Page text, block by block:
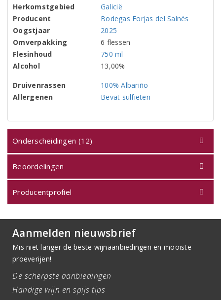
Herkomstgebied
Galicië
Producent
Bodegas Forjas del Salnés
Oogstjaar
2025
Omverpakking
6 flessen
Flesinhoud
750 ml
Alcohol
13,00%
Druivenrassen
100% Albariño
Allergenen
Bevat sulfieten
Onderscheidingen (12)
Beoordelingen
Producentprofiel
Aanmelden nieuwsbrief
Mis niet langer de beste wijnaanbiedingen en mooiste
proeverijen!
De scherpste aanbiedingen
Handige wijn en spijs tips